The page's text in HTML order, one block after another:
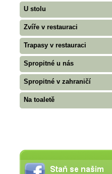
U stolu
Zvíře v restauraci
Trapasy v restauraci
Spropitné u nás
Spropitné v zahraničí
Na toaletě